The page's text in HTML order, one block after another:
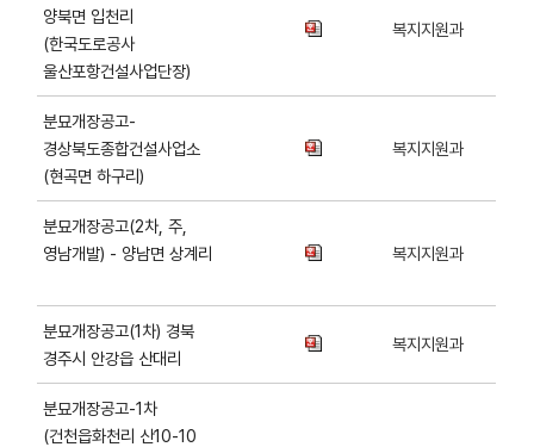
양북면 입천리
(한국도로공사
울산포항건설사업단장)
복지지원과
분묘개장공고-
경상북도종합건설사업소
(현곡면 하구리)
복지지원과
분묘개장공고(2차, 주,
영남개발) - 양남면 상계리
복지지원과
분묘개장공고(1차) 경북
경주시 안강읍 산대리
복지지원과
분묘개장공고-1차
(건천읍화천리 산10-10